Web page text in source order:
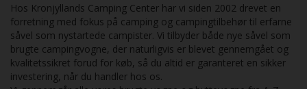
Hos Kronjyllands Camping Center har vi siden 2002 drevet en
forretning med fokus på camping og campingtilbehør til erfarne
såvel som nystartede campister. Vi tilbyder både nye såvel som
brugte campingvogne, der naturligvis er blevet gennemgået og
kvalitetssikret forud for køb, så du altid er garanteret en sikker
investering, når du handler hos os.